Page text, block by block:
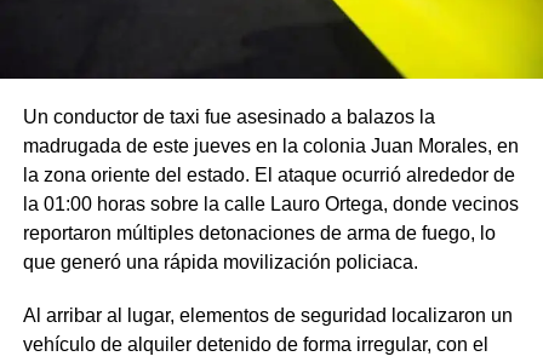
Un conductor de taxi fue asesinado a balazos la
madrugada de este jueves en la colonia Juan Morales, en
la zona oriente del estado. El ataque ocurrió alrededor de
la 01:00 horas sobre la calle Lauro Ortega, donde vecinos
reportaron múltiples detonaciones de arma de fuego, lo
que generó una rápida movilización policiaca.
Al arribar al lugar, elementos de seguridad localizaron un
vehículo de alquiler detenido de forma irregular, con el